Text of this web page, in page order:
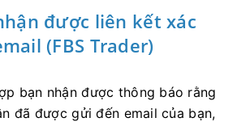
được liên kết xác
(FBS Trader)
bạn nhận được thông báo rằng
đã được gửi đến email của bạn,